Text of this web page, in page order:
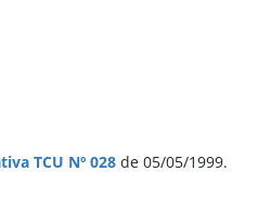
TCU Nº 028 de 05/05/1999.